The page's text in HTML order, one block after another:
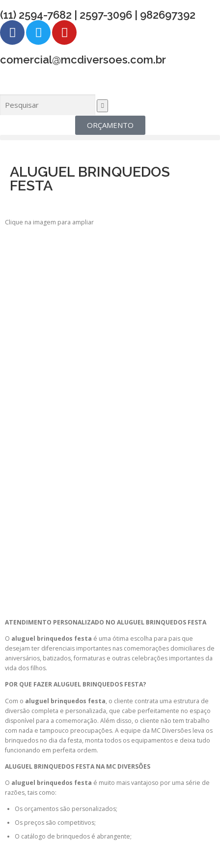
(11) 2594-7682 | 2597-3096 | 982697392
comercial@mcdiversoes.com.br
ORÇAMENTO
ALUGUEL BRINQUEDOS
FESTA
Clique na imagem para ampliar
ATENDIMENTO PERSONALIZADO NO ALUGUEL BRINQUEDOS FESTA
O aluguel brinquedos festa é uma ótima escolha para pais que
desejam ter diferenciais importantes nas comemorações domiciliares de
aniversários, batizados, formaturas e outras celebrações importantes da
vida dos filhos.
POR QUE FAZERALUGUEL BRINQUEDOS FESTA?
Com o aluguel brinquedos festa, o cliente contrata uma estrutura de
diversão completa e personalizada, que cabe perfeitamente no espaço
disponível para a comemoração. Além disso, o cliente não tem trabalho
com nada e tampouco preocupações. A equipe da MC Diversões leva os
brinquedos no dia da festa, monta todos os equipamentos e deixa tudo
funcionando em perfeita ordem.
ALUGUEL BRINQUEDOS FESTA NA MC DIVERSÕES
O aluguel brinquedos festa é muito mais vantajoso por uma série de
razões, tais como:
Os orçamentos são personalizados;
Os preços são competitivos;
O catálogo de brinquedos é abrangente;